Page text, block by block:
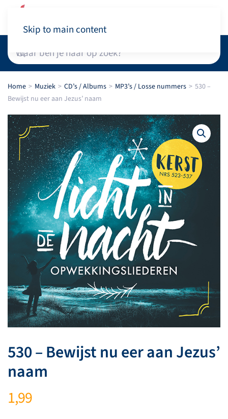
Skip to main content
Home Muziek CD’s / Albums MP3’s / Losse nummers
530 –
Bewijst nu eer aan Jezus’ naam
530 – Bewijst nu eer aan Jezus’
naam
1,99